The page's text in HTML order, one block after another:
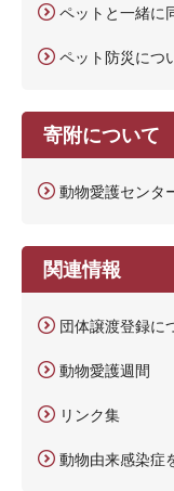
ペットと一緒に
ペット防災につ
寄附について
動物愛護センタ
関連情報
団体譲渡登録に
動物愛護週間
リンク集
動物由来感染症